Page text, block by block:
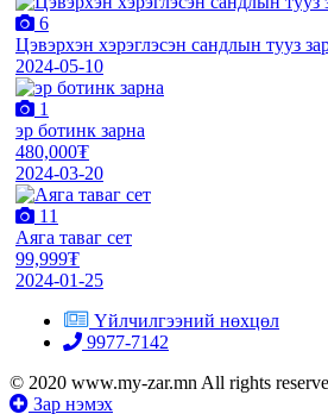
6
Цэвэрхэн хэрэглэсэн сандлын тууз
2024-05-10
1
эр ботинк зарна
480,000₮
2024-03-20
11
Аяга таваг сет
99,999₮
2024-01-25
Үйлчилгээний нөхцөл
9977-7142
© 2020 www.my-zar.mn All rights
Зар нэмэх